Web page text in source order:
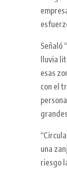
Señaló
lluvia
esas
con el
una
riesgo